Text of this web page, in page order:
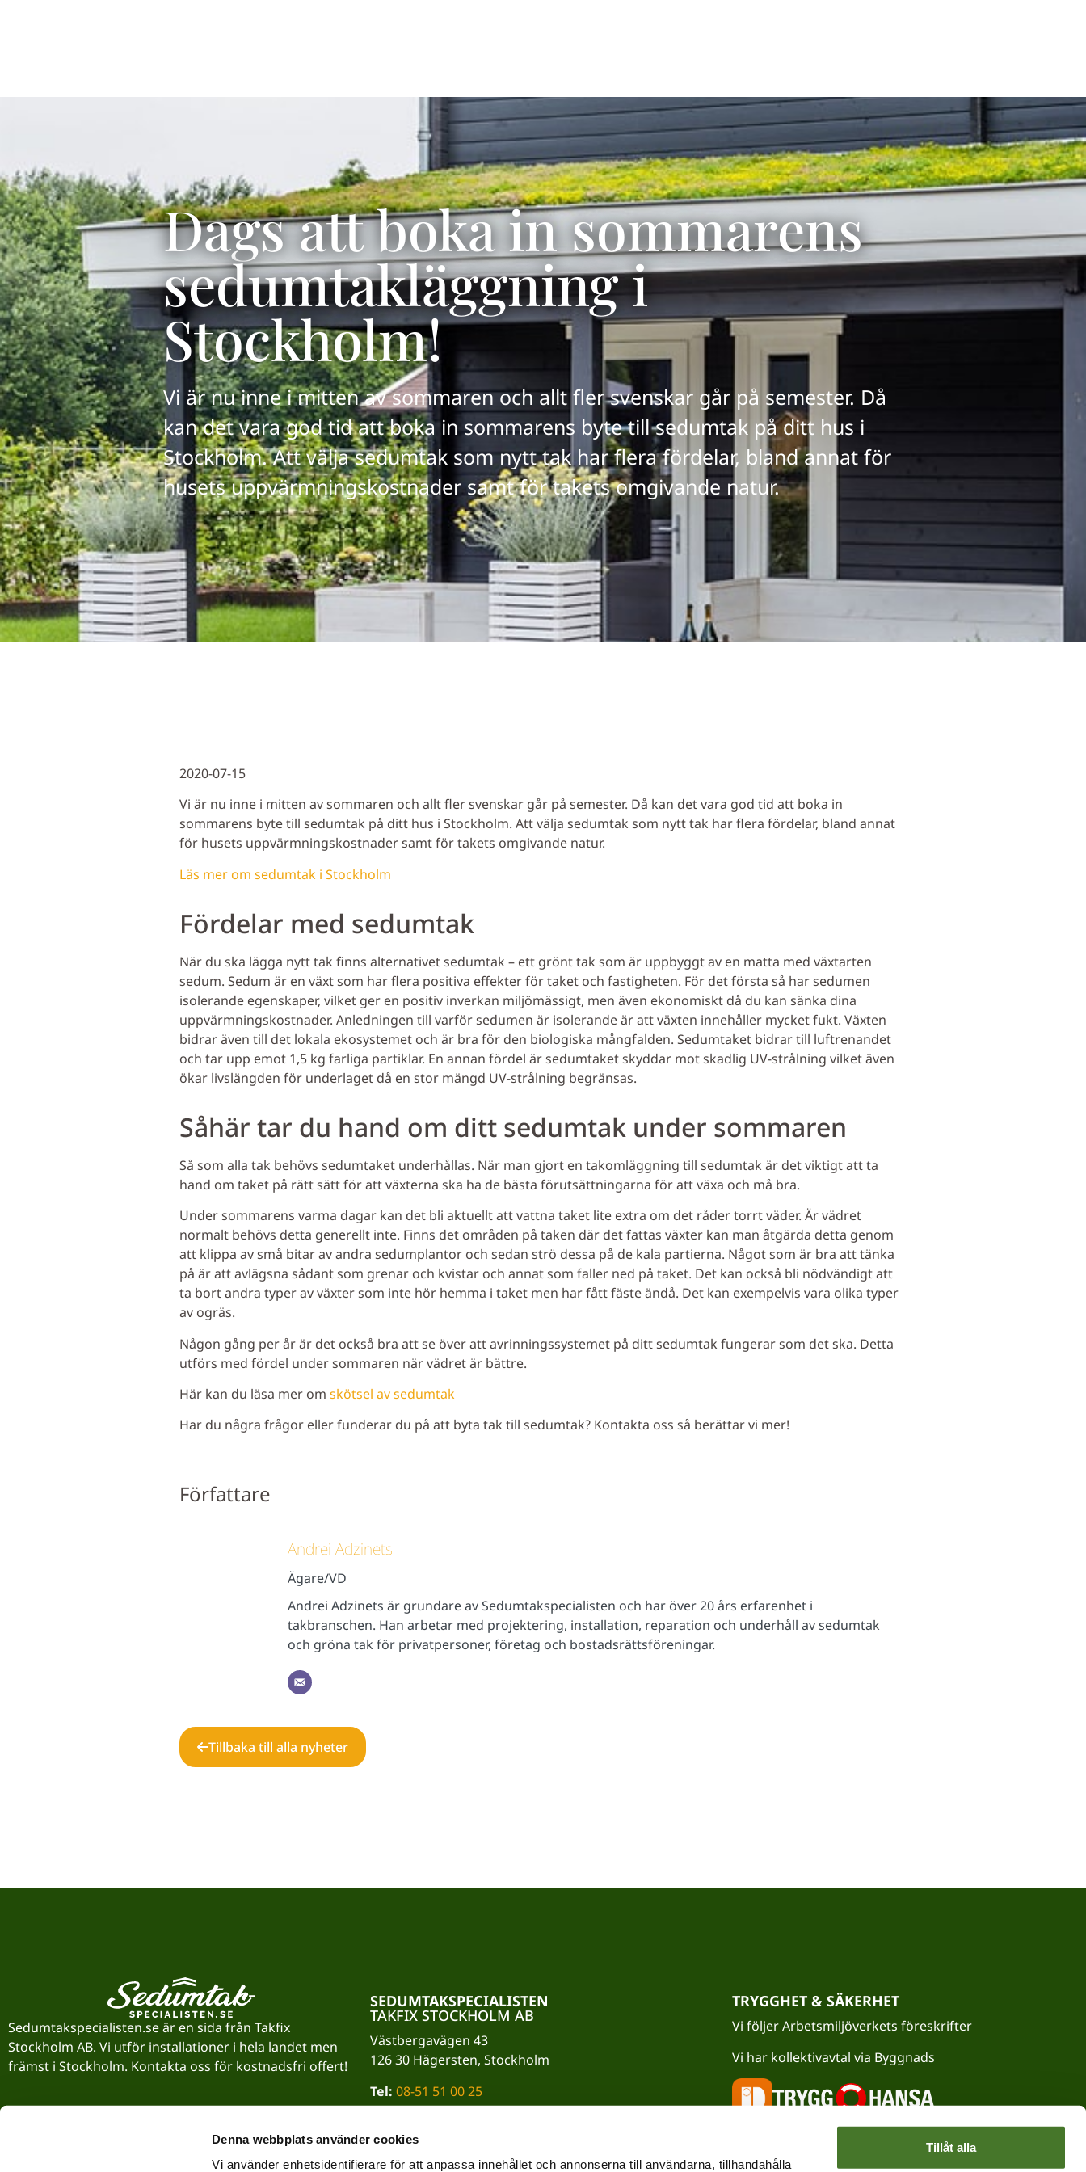
Denna webbplats använder cookies
Vi använder enhetsidentifierare för att anpassa innehållet och annonserna till användarna, tillhandahålla
Tillåt alla
Dags att boka in sommarens
sedumtakläggning i
Stockholm!
Vi är nu inne i mitten av sommaren och allt fler svenskar går på semester. Då
kan det vara god tid att boka in sommarens byte till sedumtak på ditt hus i
Stockholm. Att välja sedumtak som nytt tak har flera fördelar, bland annat för
husets uppvärmningskostnader samt för takets omgivande natur.
2020-07-15
Vi är nu inne i mitten av sommaren och allt fler svenskar går på semester. Då kan det vara god tid att boka in
sommarens byte till sedumtak på ditt hus i Stockholm. Att välja sedumtak som nytt tak har flera fördelar, bland annat
för husets uppvärmningskostnader samt för takets omgivande natur.
Läs mer om sedumtak i Stockholm
Fördelar med sedumtak
När du ska lägga nytt tak finns alternativet sedumtak – ett grönt tak som är uppbyggt av en matta med växtarten
sedum. Sedum är en växt som har flera positiva effekter för taket och fastigheten. För det första så har sedumen
isolerande egenskaper, vilket ger en positiv inverkan miljömässigt, men även ekonomiskt då du kan sänka dina
uppvärmningskostnader. Anledningen till varför sedumen är isolerande är att växten innehåller mycket fukt. Växten
bidrar även till det lokala ekosystemet och är bra för den biologiska mångfalden. Sedumtaket bidrar till luftrenandet
och tar upp emot 1,5 kg farliga partiklar. En annan fördel är sedumtaket skyddar mot skadlig UV-strålning vilket även
ökar livslängden för underlaget då en stor mängd UV-strålning begränsas.
Såhär tar du hand om ditt sedumtak under sommaren
Så som alla tak behövs sedumtaket underhållas. När man gjort en takomläggning till sedumtak är det viktigt att ta
hand om taket på rätt sätt för att växterna ska ha de bästa förutsättningarna för att växa och må bra.
Under sommarens varma dagar kan det bli aktuellt att vattna taket lite extra om det råder torrt väder. Är vädret
normalt behövs detta generellt inte. Finns det områden på taken där det fattas växter kan man åtgärda detta genom
att klippa av små bitar av andra sedumplantor och sedan strö dessa på de kala partierna. Något som är bra att tänka
på är att avlägsna sådant som grenar och kvistar och annat som faller ned på taket. Det kan också bli nödvändigt att
ta bort andra typer av växter som inte hör hemma i taket men har fått fäste ändå. Det kan exempelvis vara olika typer
av ogräs.
Någon gång per år är det också bra att se över att avrinningssystemet på ditt sedumtak fungerar som det ska. Detta
utförs med fördel under sommaren när vädret är bättre.
Här kan du läsa mer om skötsel av sedumtak
Har du några frågor eller funderar du på att byta tak till sedumtak? Kontakta oss så berättar vi mer!
Författare
Andrei Adzinets
Ägare/VD
Andrei Adzinets är grundare av Sedumtakspecialisten och har över 20 års erfarenhet i
takbranschen. Han arbetar med projektering, installation, reparation och underhåll av sedumtak
och gröna tak för privatpersoner, företag och bostadsrättsföreningar.
Tillbaka till alla nyheter
Sedumtakspecialisten.se är en sida från Takfix
Stockholm AB. Vi utför installationer i hela landet men
främst i Stockholm. Kontakta oss för kostnadsfri offert!
SEDUMTAKSPECIALISTEN
TAKFIX STOCKHOLM AB
Västbergavägen 43
126 30 Hägersten, Stockholm
Tel: 08-51 51 00 25
TRYGGHET & SÄKERHET
Vi följer Arbetsmiljöverkets föreskrifter
Vi har kollektivavtal via Byggnads